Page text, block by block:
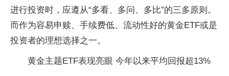
进行投资时，应遵从“多看、多问、多比”的三多原则。
而作为容易申赎、手续费低、流动性好的黄金ETF或是
投资者的理想选择之一。
黄金主题ETF表现亮眼 今年以来平均回报超13%